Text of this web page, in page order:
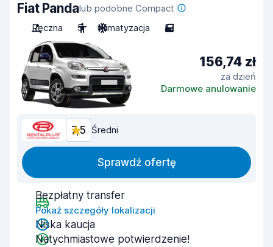
Fiat Pandalub podobne Compact
Ręczna
5 Klimatyzacja 5
156,74 zł
za dzień
Darmowe anulowanie
7,5 Średni
Sprawdź ofertę
Bezpłatny transfer
Pokaż szczegóły lokalizacji
Niska kaucja
Natychmiastowe potwierdzenie!